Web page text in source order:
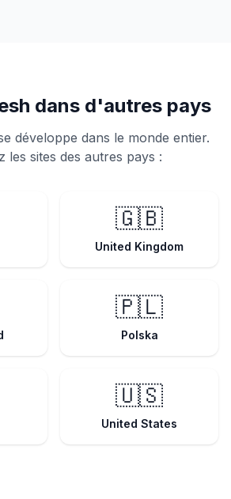
dans d'autres pays
développe dans le monde entier.
les sites des autres pays :
🇬🇧
United Kingdom
🇵🇱
Polska
🇺🇸
United States